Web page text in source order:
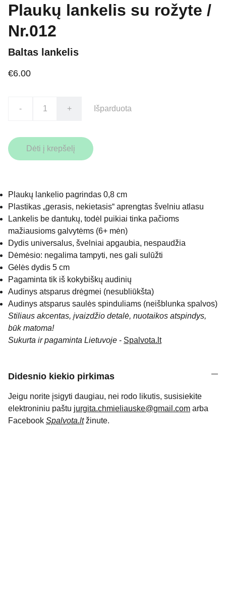
Plaukų lankelis su rožyte /
Nr.012
Baltas lankelis
€6.00
- + Išparduota
Dėti į krepšelį
Plaukų lankelio pagrindas 0,8 cm
Plastikas „gerasis, nekietasis“ aprengtas švelniu atlasu
Lankelis be dantukų, todėl puikiai tinka pačioms
mažiausioms galvytėms (6+ mėn)
Dydis universalus, švelniai apgaubia, nespaudžia
Dėmėsio: negalima tampyti, nes gali sulūžti
Gėlės dydis 5 cm
Pagaminta tik iš kokybiškų audinių
Audinys atsparus drėgmei (nesubliūkšta)
Audinys atsparus saulės spinduliams (neišblunka spalvos)
Stiliaus akcentas, įvaizdžio detalė, nuotaikos atspindys,
būk matoma!
Sukurta ir pagaminta Lietuvoje - Spalvota.lt
Didesnio kiekio pirkimas
Jeigu norite įsigyti daugiau, nei rodo likutis, susisiekite
elektroniniu paštu jurgita.chmieliauske@gmail.com arba
Facebook Spalvota.lt žinute.